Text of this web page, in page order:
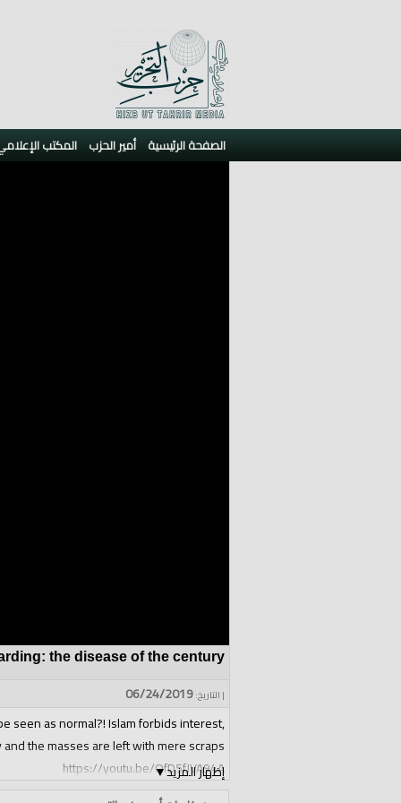
الصفحة الرئيسية أمير الحزب المكتب
the disease of the century
| التاريخ:06/24/2019
إظهار المزيد▼
seen as normal?! Islam forbids interest,
the masses are left with mere scraps.
https://youtu.be/OfD5fJVA94A